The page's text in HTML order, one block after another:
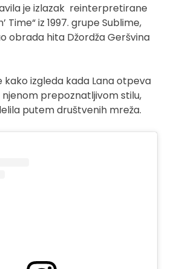
je izlazak reinterpretirane
Time“ iz 1997. grupe Sublime,
obrada hita Džordža Geršvina
izgleda kada Lana otpeva
prepoznatljivom stilu,
putem društvenih mreža.